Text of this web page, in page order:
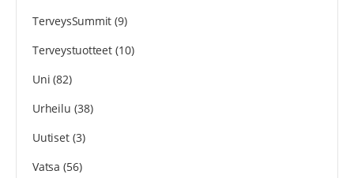
TerveysSummit (9)
Terveystuotteet(10)
Uni (82)
Urheilu (38)
Uutiset(3)
Vatsa (56)